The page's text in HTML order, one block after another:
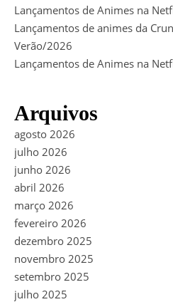
Lançamentos de Animes na
Lançamentos de animes da
Verão/2026
Lançamentos de Animes na
Arquivos
agosto 2026
julho 2026
junho 2026
abril 2026
março 2026
fevereiro 2026
dezembro 2025
novembro 2025
setembro 2025
julho 2025